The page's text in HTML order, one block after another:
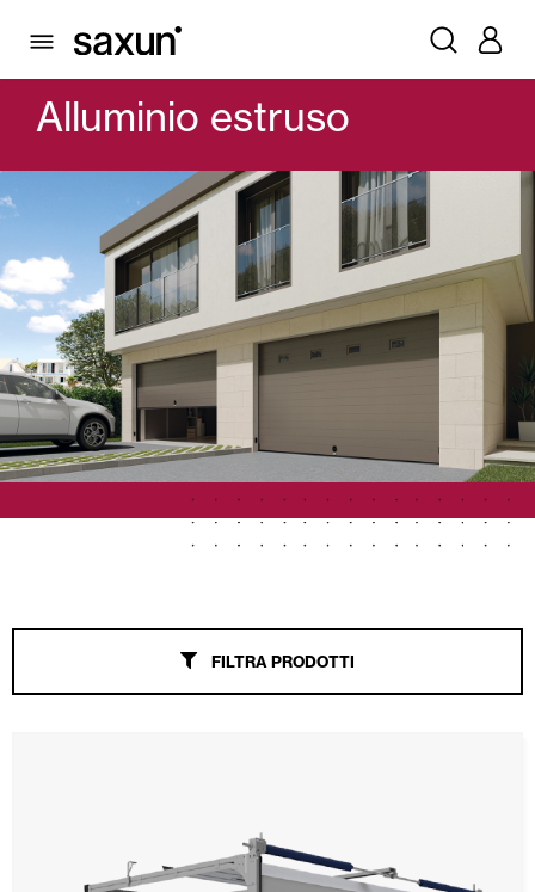
PRODOTTI
PORTONI GARAGE E SERRANDE AVVOLGIBILI
Alluminio estruso
Pergole Bioclimatiche
Frangisole e Persiane Maiorchine
Tende interne
Vetrate
Alicantinas e Tende a Stringhe
Smart Home e automatismi
FILTRA PRODOTTI